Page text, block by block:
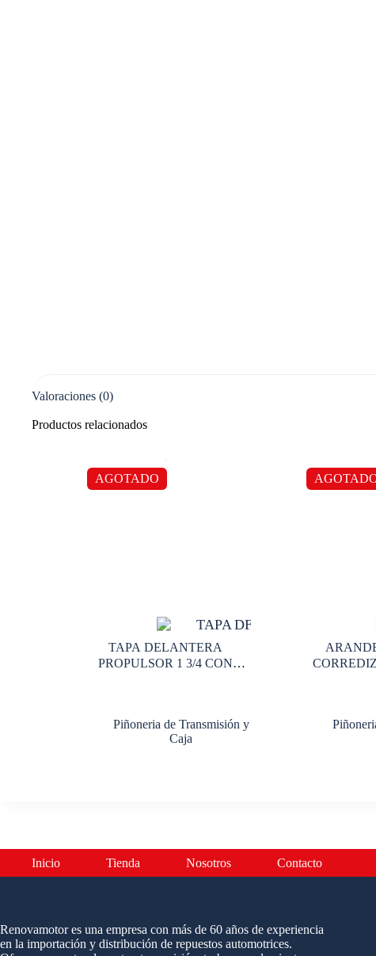
Valoraciones (0)
Productos relacionados
AGOTADO
TAPA DELANTERA
PROPULSOR 1 3/4 CON
Piñoneria de Transmisión y
Caja
Inicio Tienda Nosotros Contacto
Renovamotor es una empresa con más de 60 años de experiencia
en la importación y distribución de repuestos automotrices.